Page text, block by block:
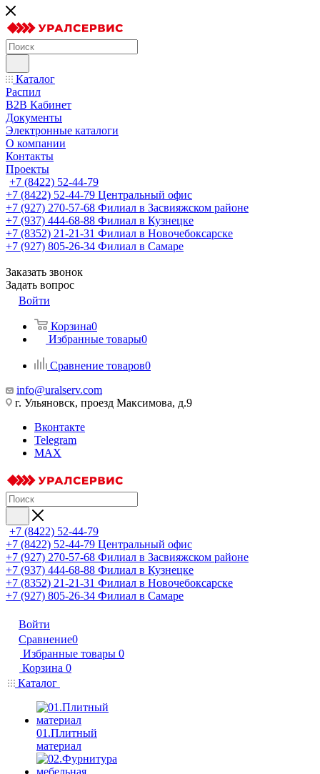
Каталог
Распил
B2B Кабинет
Документы
Электронные каталоги
О компании
Контакты
Проекты
+7 (8422) 52-44-79
+7 (8422) 52-44-79 Центральный офис
+7 (927) 270-57-68 Филиал в Засвияжском районе
+7 (937) 444-68-88 Филиал в Кузнецке
+7 (8352) 21-21-31 Филиал в Новочебоксарске
+7 (927) 805-26-34 Филиал в Самаре
Заказать звонок
Задать вопрос
Войти
Корзина0
Избранные товары0
Сравнение товаров0
info@uralserv.com
г. Ульяновск, проезд Максимова, д.9
Вконтакте
Telegram
MAX
+7 (8422) 52-44-79
+7 (8422) 52-44-79 Центральный офис
+7 (927) 270-57-68 Филиал в Засвияжском районе
+7 (937) 444-68-88 Филиал в Кузнецке
+7 (8352) 21-21-31 Филиал в Новочебоксарске
+7 (927) 805-26-34 Филиал в Самаре
Войти
Сравнение0
Избранные товары 0
Корзина 0
Каталог
01.Плитный
материал